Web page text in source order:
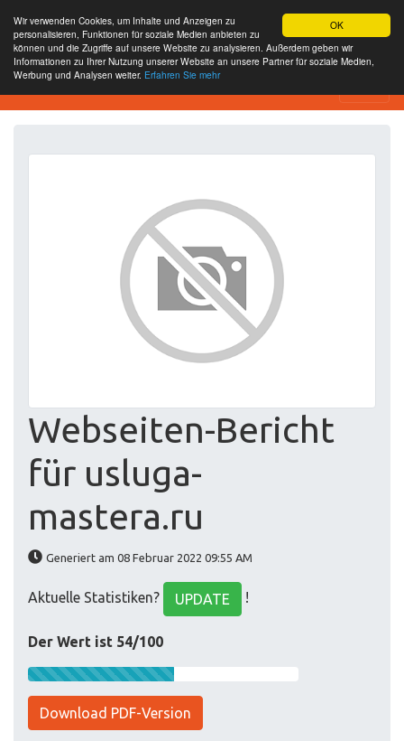
OK
Wir verwenden Cookies, um Inhalte und Anzeigen zu
personalisieren, Funktionen für soziale Medien anbieten zu
können und die Zugriffe auf unsere Website zu analysieren. Außerdem geben wir
Informationen zu Ihrer Nutzung unserer Website an unsere Partner für soziale Medien,
Werbung und Analysen weiter. Erfahren Sie mehr
SEO Analytics
Webseiten-Bericht
für usluga-
mastera.ru
Generiert am 08 Februar 2022 09:55 AM
Aktuelle Statistiken? UPDATE !
Der Wert ist 54/100
Download PDF-Version